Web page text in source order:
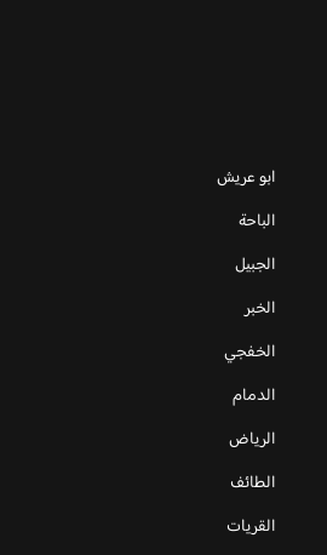
ابو عريش
الباحة
الجبيل
الخبر
الخفجي
الدمام
الرياض
الطائف
القريات